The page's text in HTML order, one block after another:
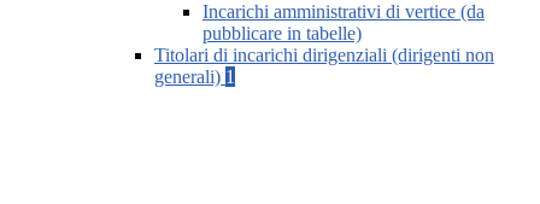
Incarichi amministrativi di vertice (da
pubblicare in tabelle)
Titolari di incarichi dirigenziali (dirigenti non
generali) 1